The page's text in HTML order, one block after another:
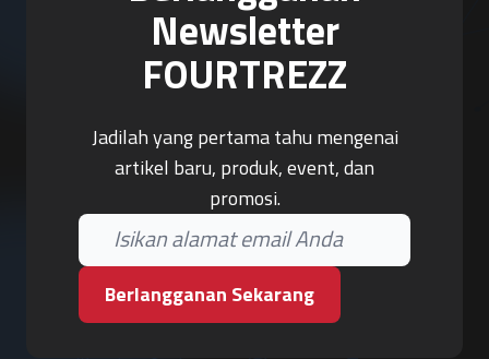
Newsletter
FOURTREZZ
Jadilah yang pertama tahu mengenai
artikel baru, produk, event, dan
promosi.
Berlangganan Sekarang